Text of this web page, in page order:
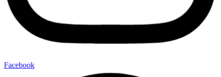
Facebook